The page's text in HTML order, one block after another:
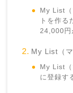
My List（
トを作
24,000円
My List（
My List
に登録す